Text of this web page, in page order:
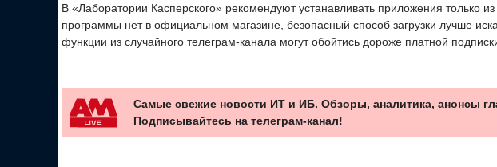
В «Лаборатории Касперского» рекомендуют устанавливать приложения только
программы нет в официальном магазине, безопасный способ загрузки лучше
функции из случайного телеграм-канала могут обойтись дороже платной
Самые свежие новости ИТ и ИБ. Обзоры, аналитика, анонсы
Подписывайтесь на телеграм-канал!